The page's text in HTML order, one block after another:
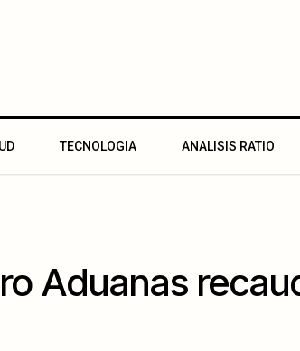
TECNOLOGIA ANALISIS RATIO
Aduanas